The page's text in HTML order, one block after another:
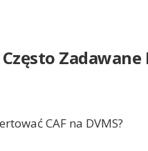
Często
CAF na DVMS?